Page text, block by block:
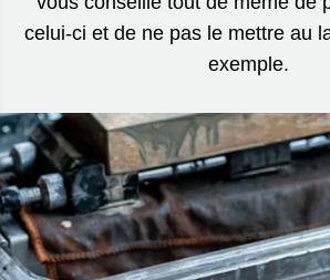
celui-ci et de ne pas le mettre au
exemple.